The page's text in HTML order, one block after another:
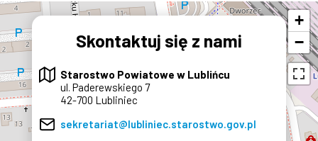
sieciowego Lubliniec
Skontaktuj się z nami
Starostwo Powiatowe w Lublińcu
ul. Paderewskiego 7
42-700 Lubliniec
sekretariat@lubliniec.starostwo.gov.pl
+
−